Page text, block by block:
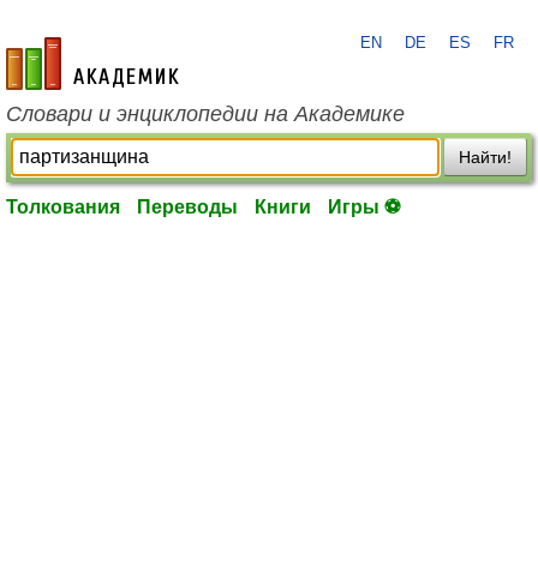
academic.ru
EN DE ES FR
Словари и энциклопедии на Академике
Найти!
Толкования Переводы Книги Игры ⚽